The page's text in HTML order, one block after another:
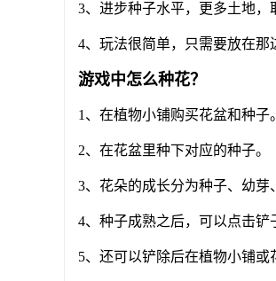
3、进步种子水平，更多土地，
4、玩法很简单，只需要放在那
游戏中怎么种花？
1、在植物小铺购买花盆和种子。
2、在花盆里种下对应的种子。
3、花朵的成长分为种子、幼芽
4、种子成熟之后，可以点击铲
5、还可以铲除后在植物小铺或